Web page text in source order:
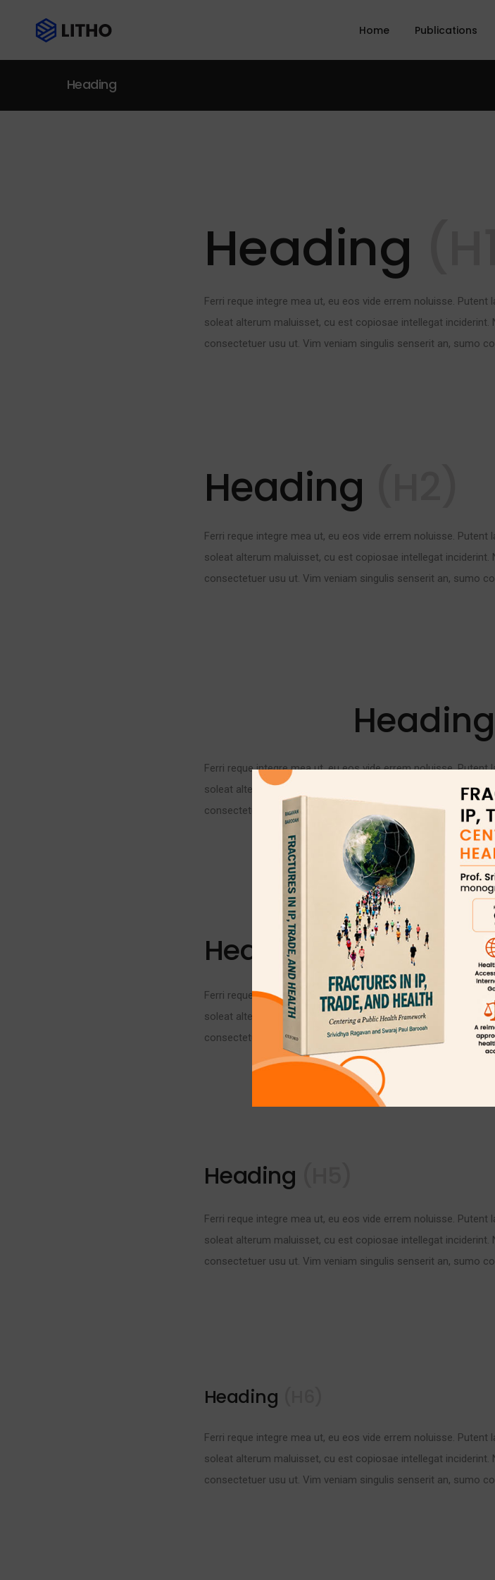
Home Publications
Heading
Heading
Ferri reque integre mea ut, eu eos vide errem noluisse.
soleat alterum maluisset, cu est copiosae intellegat
consectetuer usu ut. Vim veniam singulis senserit an, sumo
Heading
Ferri reque integre mea ut, eu eos vide errem noluisse.
soleat alterum maluisset, cu est copiosae intellegat
consectetuer usu ut. Vim veniam singulis senserit an, sumo
Heading
Ferri reque integre mea ut, eu eos vide errem noluisse.
soleat alterum maluisset, cu est copiosae intellegat
consectetuer usu ut. Vim veniam singulis senserit an, sumo
Heading (H4)
Ferri reque integre mea ut, eu eos vide errem noluisse.
soleat alterum maluisset, cu est copiosae intellegat
consectetuer usu ut. Vim veniam singulis senserit an, sumo
Heading
Ferri reque integre mea ut, eu eos vide errem noluisse.
soleat alterum maluisset, cu est copiosae intellegat
consectetuer usu ut. Vim veniam singulis senserit an, sumo
Heading
Ferri reque integre mea ut, eu eos vide errem noluisse.
soleat alterum maluisset, cu est copiosae intellegat
consectetuer usu ut. Vim veniam singulis senserit an, sumo